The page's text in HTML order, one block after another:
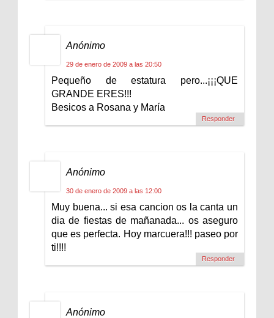
Anónimo
29 de enero de 2009 a las 20:50
Pequeño de estatura pero...¡¡¡QUE
GRANDE ERES!!!
Besicos a Rosana y María
Responder
Anónimo
30 de enero de 2009 a las 12:00
Muy buena... si esa cancion os la canta un
dia de fiestas de mañanada... os aseguro
que es perfecta. Hoy marcuera!!! paseo por
ti!!!!
Responder
Anónimo